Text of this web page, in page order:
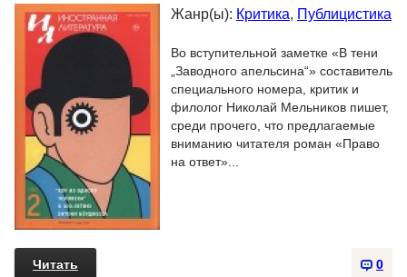
Жанр(ы): Критика, Публицистика
Во вступительной заметке «В тени
„Заводного апельсина“» составитель
специального номера, критик и
филолог Николай Мельников пишет,
среди прочего, что предлагаемые
вниманию читателя роман «Право
на ответ»...
0
Читать